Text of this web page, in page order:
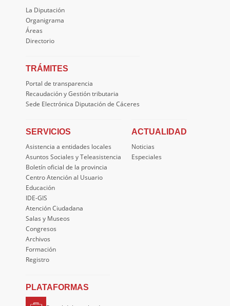
La Diputación
Organigrama
Áreas
Directorio
TRÁMITES
Portal de transparencia
Recaudación y Gestión tributaria
Sede Electrónica Diputación de Cáceres
SERVICIOS
Asistencia a entidades locales
Asuntos Sociales y Teleasistencia
Boletín oficial de la provincia
Centro Atención al Usuario
Educación
IDE-GIS
Atención Ciudadana
Salas y Museos
Congresos
Archivos
Formación
Registro
ACTUALIDAD
Noticias
Especiales
PLATAFORMAS